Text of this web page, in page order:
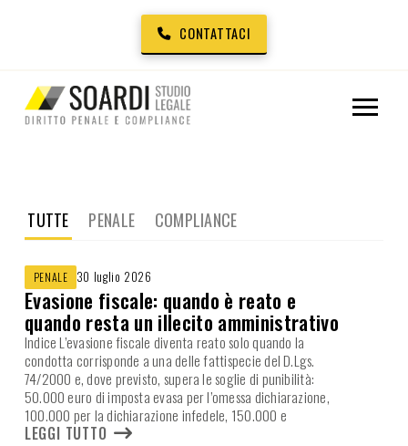
CONTATTACI
TUTTE PENALE COMPLIANCE
PENALE 30 luglio 2026
Evasione fiscale: quando è reato e
quando resta un illecito amministrativo
Indice L’evasione fiscale diventa reato solo quando la
condotta corrisponde a una delle fattispecie del D.Lgs.
74/2000 e, dove previsto, supera le soglie di punibilità:
50.000 euro di imposta evasa per l’omessa dichiarazione,
100.000 per la dichiarazione infedele, 150.000 e
LEGGI TUTTO